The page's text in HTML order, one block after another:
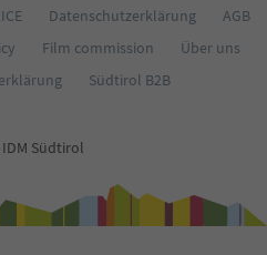
Datenschutzerklärung
AGB
Film commission
Über uns
Südtirol B2B
Südtirol